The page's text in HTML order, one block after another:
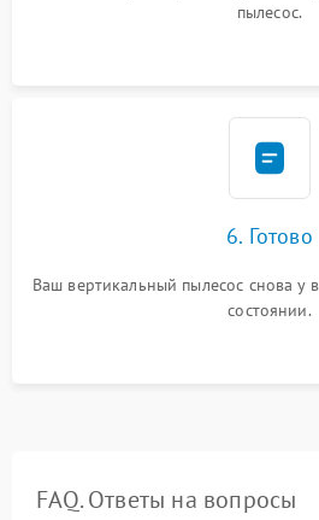
пылесос.
6. Готово
Ваш вертикальный пылесос снова у
состоянии.
FAQ. Ответы на вопросы